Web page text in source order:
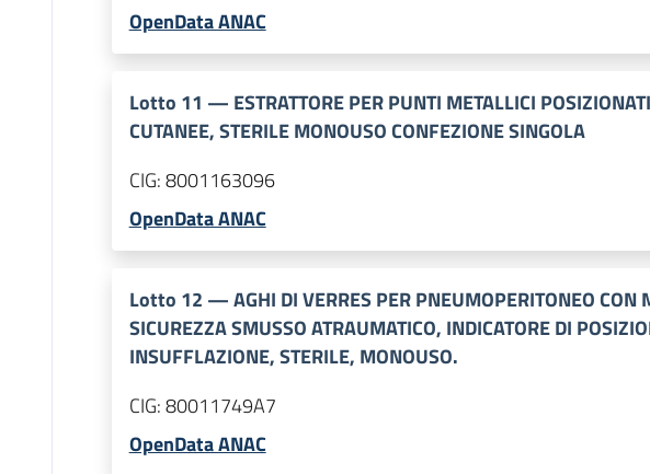
OpenData ANAC
Lotto 11 — ESTRATTORE PER PUNTI METALLICI
CUTANEE, STERILE MONOUSO CONFEZIONE SINGOLA
CIG:8001163096
OpenData ANAC
Lotto 12 —AGHI DI VERRES PER PNEUMOPERITONEO CON
SICUREZZA SMUSSO ATRAUMATICO, INDICATORE DI
INSUFFLAZIONE, STERILE, MONOUSO.
CIG:80011749A7
OpenData ANAC